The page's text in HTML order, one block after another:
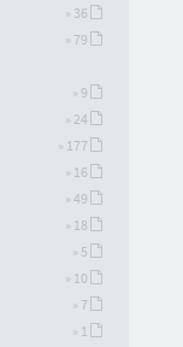
» 36
» 79
» 9
» 24
» 177
» 16
» 49
» 18
» 5
» 10
» 7
» 1